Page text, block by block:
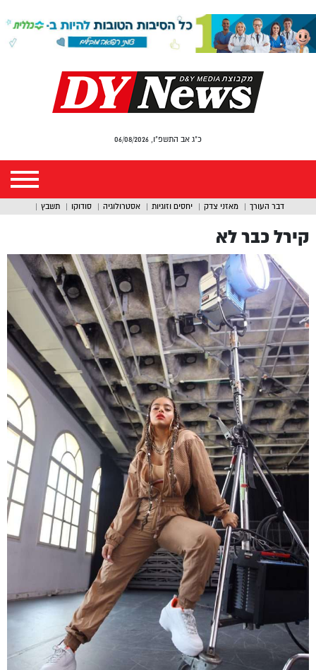
כ"ג אב התשפ"ו, 06/08/2026
דבר העורך מאזני צדק יחסים וזוגיות אסטרולוגיה סודוקו תשבץ
קירל כבר לא